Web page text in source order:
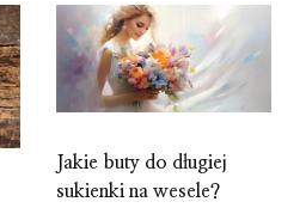
Jakie buty do długiej
sukienki na wesele?